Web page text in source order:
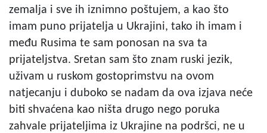
zemalja i sve ih iznimno poštujem, a kao što
imam puno prijatelja u Ukrajini, tako ih imam i
među Rusima te sam ponosan na sva ta
prijateljstva. Sretan sam što znam ruski jezik,
uživam u ruskom gostoprimstvu na ovom
natjecanju i duboko se nadam da ova izjava neće
biti shvaćena kao ništa drugo nego poruka
zahvale prijateljima iz Ukrajine na podršci, ne u